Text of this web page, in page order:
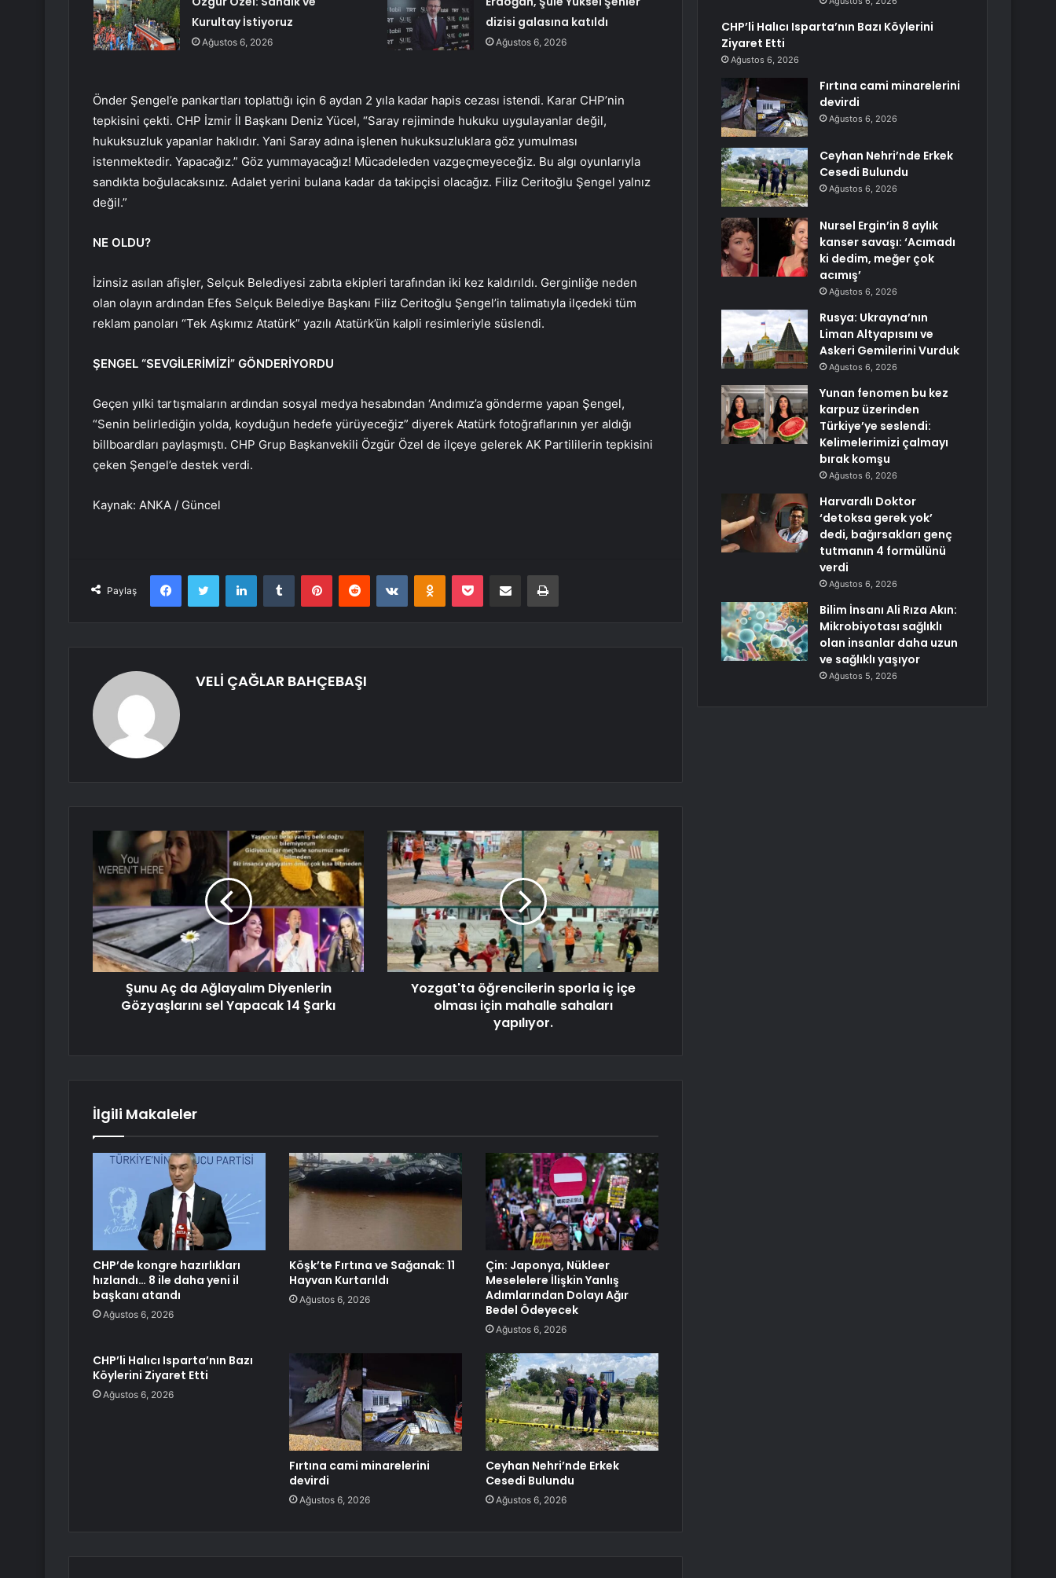
Kurultay İstiyoruz
Ağustos 6, 2026
dizisi galasına katıldı
Ağustos 6, 2026
Önder Şengel’e pankartları toplattığı için 6 aydan 2 yıla kadar hapis cezası istendi. Karar CHP’nin
tepkisini çekti. CHP İzmir İl Başkanı Deniz Yücel, “Saray rejiminde hukuku uygulayanlar değil,
hukuksuzluk yapanlar haklıdır. Yani Saray adına işlenen hukuksuzluklara göz yumulması
istenmektedir. Yapacağız.” Göz yummayacağız! Mücadeleden vazgeçmeyeceğiz. Bu algı oyunlarıyla
sandıkta boğulacaksınız. Adalet yerini bulana kadar da takipçisi olacağız. Filiz Ceritoğlu Şengel yalnız
değil.”
NE OLDU?
İzinsiz asılan afişler, Selçuk Belediyesi zabıta ekipleri tarafından iki kez kaldırıldı. Gerginliğe neden
olan olayın ardından Efes Selçuk Belediye Başkanı Filiz Ceritoğlu Şengel’in talimatıyla ilçedeki tüm
reklam panoları “Tek Aşkımız Atatürk” yazılı Atatürk’ün kalpli resimleriyle süslendi.
ŞENGEL “SEVGİLERİMİZİ” GÖNDERİYORDU
Geçen yılki tartışmaların ardından sosyal medya hesabından ‘Andımız’a gönderme yapan Şengel,
“Senin belirlediğin yolda, koyduğun hedefe yürüyeceğiz” diyerek Atatürk fotoğraflarının yer aldığı
billboardları paylaşmıştı. CHP Grup Başkanvekili Özgür Özel de ilçeye gelerek AK Partililerin tepkisini
çeken Şengel’e destek verdi.
Kaynak: ANKA / Güncel
Paylaş
FacebookTwitter LinkedInTumblr PinterestReddit VKontakteOdnoklassniki
Pocket E-Posta ile paylaş Yazdır
VELİ ÇAĞLAR BAHÇEBAŞI
Şunu Aç da Ağlayalım Diyenlerin
Gözyaşlarını sel Yapacak 14 Şarkı
Yozgat'ta öğrencilerin sporla iç içe
olması için mahalle sahaları
yapılıyor.
İlgili Makaleler
CHP’de kongre hazırlıkları
hızlandı… 8 ile daha yeni il
başkanı atandı
Ağustos 6, 2026
Köşk’te Fırtına ve Sağanak: 11
Hayvan Kurtarıldı
Ağustos 6, 2026
Çin: Japonya, Nükleer
Meselelere İlişkin Yanlış
Adımlarından Dolayı Ağır
Bedel Ödeyecek
Ağustos 6, 2026
CHP’li Halıcı Isparta’nın Bazı
Köylerini Ziyaret Etti
Ağustos 6, 2026
Fırtına cami minarelerini
devirdi
Ağustos 6, 2026
Ceyhan Nehri’nde Erkek
Cesedi Bulundu
Ağustos 6, 2026
CHP’li Halıcı Isparta’nın Bazı Köylerini
Ziyaret Etti
Ağustos 6, 2026
Fırtına cami minarelerini
devirdi
Ağustos 6, 2026
Ceyhan Nehri’nde Erkek
Cesedi Bulundu
Ağustos 6, 2026
Nursel Ergin’in 8 aylık
kanser savaşı: ‘Acımadı
ki dedim, meğer çok
acımış’
Ağustos 6, 2026
Rusya: Ukrayna’nın
Liman Altyapısını ve
Askeri Gemilerini Vurduk
Ağustos 6, 2026
Yunan fenomen bu kez
karpuz üzerinden
Türkiye’ye seslendi:
Kelimelerimizi çalmayı
bırak komşu
Ağustos 6, 2026
Harvardlı Doktor
‘detoksa gerek yok’
dedi, bağırsakları genç
tutmanın 4 formülünü
verdi
Ağustos 6, 2026
Bilim İnsanı Ali Rıza Akın:
Mikrobiyotası sağlıklı
olan insanlar daha uzun
ve sağlıklı yaşıyor
Ağustos 5, 2026